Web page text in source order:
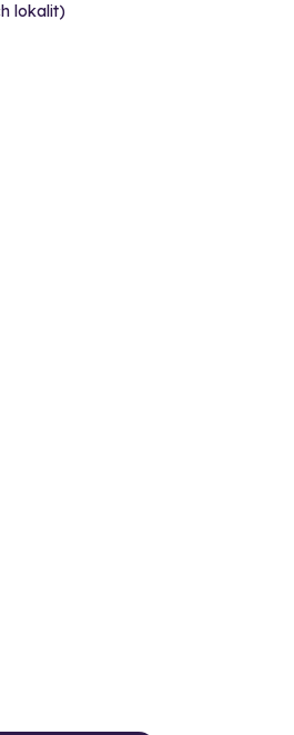
lokalit)